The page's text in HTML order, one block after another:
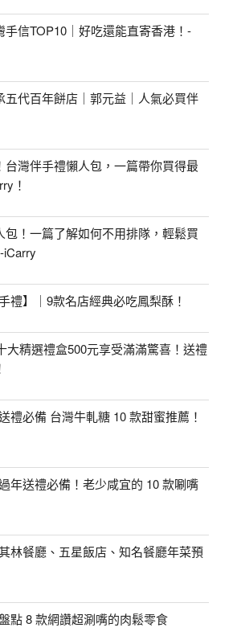
信TOP10｜好吃還能直寄香港！-
五代百年餅店｜郭元益｜人氣必買伴
台灣伴手禮懶人包，一篇帶你買得最
！
包！一篇了解如何不用排隊，輕鬆買
iCarry
禮】｜9款名店經典必吃鳳梨酥！
大精選禮盒500元享受滿滿驚喜！送禮
禮必備 台灣牛軋糖 10 款甜蜜推薦！
年送禮必備！老少咸宜的 10 款唰嘴
林餐廳、五星飯店、知名餐廳年菜預
點 8 款網讚超涮嘴的肉鬆零食